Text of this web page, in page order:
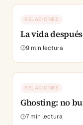
RELACIONES
La vida
9 min lectura
RELACIONES
Ghosting: no
7min lectura